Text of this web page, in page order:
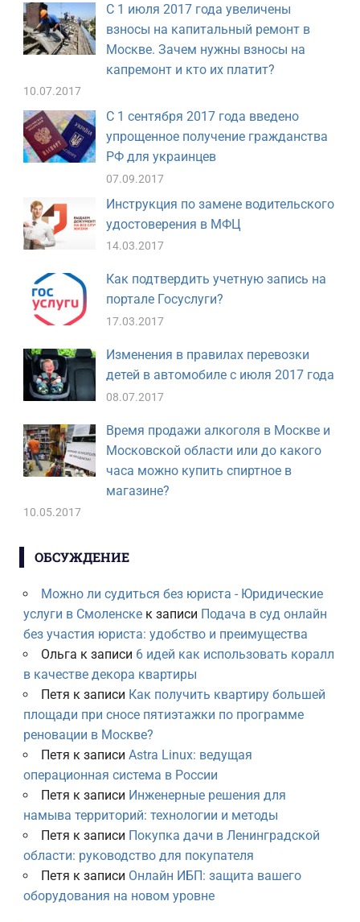
С 1 июля 2017 года увеличены
взносы на капитальный ремонт в
Москве. Зачем нужны взносы на
капремонт и кто их платит?
10.07.2017
С 1 сентября 2017 года введено
упрощенное получение гражданства
РФ для украинцев
07.09.2017
Инструкция по замене водительского
удостоверения в МФЦ
14.03.2017
Как подтвердить учетную запись на
портале Госуслуги?
17.03.2017
Изменения в правилах перевозки
детей в автомобиле с июля 2017 года
08.07.2017
Время продажи алкоголя в Москве и
Московской области или до какого
часа можно купить спиртное в
магазине?
10.05.2017
ОБСУЖДЕНИЕ
Можно ли судиться без юриста - Юридические
услуги в Смоленскек записи Подача в суд онлайн
без участия юриста: удобство и преимущества
Ольга к записи 6 идей как использовать коралл
в качестве декора квартиры
Петя к записи Как получить квартиру большей
площади при сносе пятиэтажки по программе
реновации в Москве?
Петя к записи Astra Linux: ведущая
операционная система в России
Петя к записи Инженерные решения для
намыва территорий: технологии и методы
Петя к записи Покупка дачи в Ленинградской
области: руководство для покупателя
Петя к записи Онлайн ИБП: защита вашего
оборудования на новом уровне